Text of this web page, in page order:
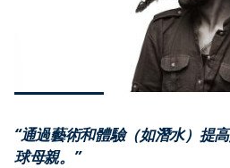
“通過藝術和體驗（如潛水）提
球母親。”